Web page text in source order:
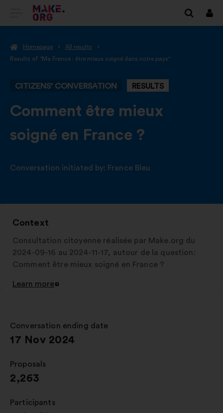
GO
THE
WEBSITE
Log
in
Homepage
All results
Results of "Ma France : être mieux soigné dans notre pays"
CITIZENS’ CONVERSATION RESULTS
-
Comment être mieux
soigné en France ?
Conversation initiated by: France Bleu
Context
Consultation citoyenne réalisée par Make.org du
2024-09-16 au 2024-11-17, autour de la question:
Comment être mieux soigné en France ?
Learn more
Open
new
window
Conversation ending date
:
17 Nov 2024
Proposals
:
2,263
Participants
: